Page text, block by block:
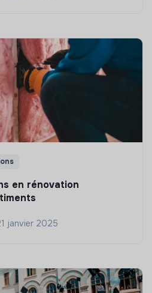
en rénovation
janvier 2025